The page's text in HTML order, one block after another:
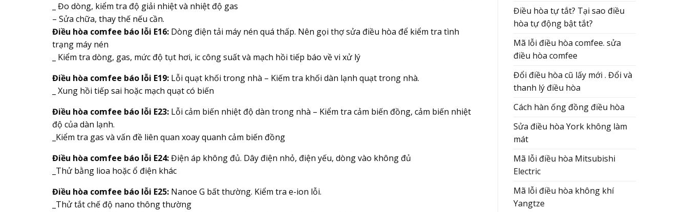
_ Đo dòng, kiểm tra độ giải nhiệt và nhiệt độ gas
– Sửa chữa, thay thế nếu cần.
Điều hòa comfee báo lỗi E16: Dòng điện tải máy nén quá thấp. Nên gọi thợ sửa điều hòa để kiểm tra tình
trạng máy nén
_ Kiểm tra dòng, gas, mức độ tụt hơi, ic công suất và mạch hồi tiếp báo về vi xử lý
Điều hòa comfee báo lỗi E19: Lỗi quạt khối trong nhà – Kiếm tra khối dàn lạnh quạt trong nhà.
_ Xung hồi tiếp sai hoặc mạch quạt có biến
Điều hòa comfee báo lỗi E23: Lỗi cảm biến nhiệt độ dàn trong nhà – Kiểm tra cảm biến đồng, cảm biến nhiệt
độ của dàn lạnh.
_Kiểm tra gas và vấn đề liên quan xoay quanh cảm biến đồng
Điều hòa comfee báo lỗi E24:Điện áp không đủ. Dây điện nhỏ, điện yếu, dòng vào không đủ
_Thử bằng lioa hoặc ổ điện khác
Điều hòa comfee báo lỗi E25: Nanoe G bất thường. Kiểm tra e-ion lỗi.
_Thử tắt chế độ nano thông thường
Điều hòa tự tắt? Tại sao điều
hòa tự động bật tắt?
Mã lỗi điều hòa comfee. sửa
điều hòa comfee
Đổi điều hòa cũ lấy mới . Đổi và
thanh lý điều hòa
Cách hàn ống đồng điều hòa
Sửa điều hòa York không làm
mát
Mã lỗi điều hòa Mitsubishi
Electric
Mã lỗi điều hòa không khí
Yangtze